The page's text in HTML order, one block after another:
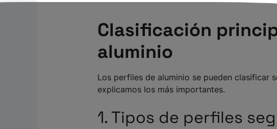
Clasificación
aluminio
Los perfiles de aluminio se pueden clasificar
explicamos los más importantes.
1. Tipos de perfiles